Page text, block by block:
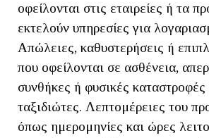
οφείλονται στις εταιρείες ή τα
εκτελούν υπηρεσίες για
Απώλειες, καθυστερήσεις ή
που οφείλονται σε ασθένεια,
συνθήκες ή φυσικές
ταξιδιώτες. Λεπτομέρειες του
όπως ημερομηνίες και ώρες